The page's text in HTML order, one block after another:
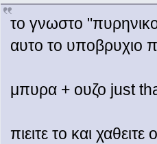
το γνωστο
αυτο το υποβρυχιο
μπυρα + ουζο just
πιειτε το και